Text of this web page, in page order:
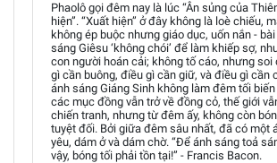
Phaolô gọi đêm nay là lúc “Ân sủng của
hiện”. “Xuất hiện” ở đây không là loè chiếu,
không ép buộc nhưng giáo dục, uốn nắn -
sáng Giêsu ‘không chói’ để làm khiếp sợ,
con người hoán cải; không tố cáo, nhưng soi
gì cần buông, điều gì cần giữ, và điều gì cần
ánh sáng Giáng Sinh không làm đêm tối
các mục đồng vẫn trở về đồng cỏ, thế giới
chiến tranh, nhưng từ đêm ấy, không còn
tuyệt đối. Bởi giữa đêm sâu nhất, đã có một
yêu, dám ở và dám chờ. “Để ánh sáng toả
vậy, bóng tối phải tồn tại!” - Francis Bacon.